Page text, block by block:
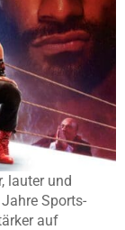
lauter und
Sports-
auf